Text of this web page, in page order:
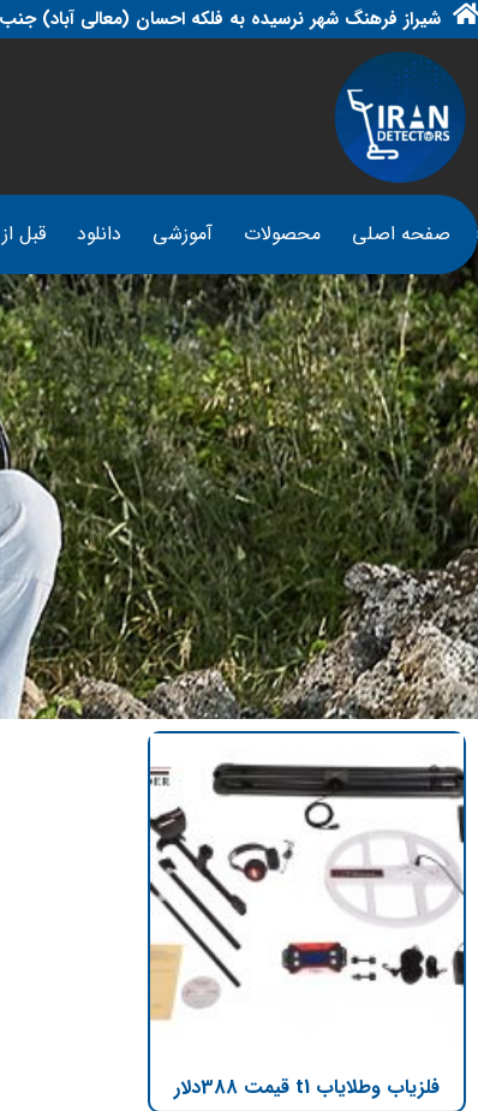
شیراز فرهنگ شهر نرسیده به فلکه احسان (معالی آباد) جنب
صفحه اصلی محصولات آموزشی دانلود قبل
فلزیاب وطلایاب t1 قیمت 388دلار